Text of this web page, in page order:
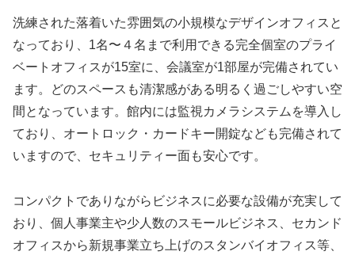
洗練された落着いた雰囲気の小規模なデザインオフィスと
なっており、1名〜４名まで利用できる完全個室のプライ
ベートオフィスが15室に、会議室が1部屋が完備されてい
ます。どのスペースも清潔感がある明るく過ごしやすい空
間となっています。館内には監視カメラシステムを導入し
ており、オートロック・カードキー開錠なども完備されて
いますので、セキュリティー面も安心です。
コンパクトでありながらビジネスに必要な設備が充実して
おり、個人事業主や少人数のスモールビジネス、セカンド
オフィスから新規事業立ち上げのスタンバイオフィス等、